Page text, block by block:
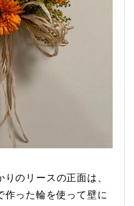
のリースの正面は、
作った輪を使って壁に